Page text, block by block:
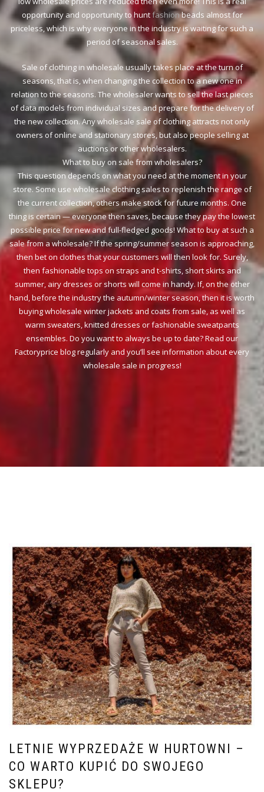
opportunity and opportunity to huntfashionbeads almost for
priceless, which is why everyone in the industry is waiting for such a
period of seasonal sales.
Sale of clothing in wholesale usually takes place at the turn of
seasons, that is, when changing the collection to a new one in
relation to the seasons. The wholesaler wants to sell the last pieces
of data models from individual sizes and prepare for the delivery of
the new collection. Any wholesale sale of clothing attracts not only
owners of online and stationary stores, but also people selling at
auctions or other wholesalers.
What to buy on sale from wholesalers?
This question depends on what you need at the moment in your
store. Some use wholesale clothing sales to replenish the range of
the current collection, others make stock for future months. One
thing is certain — everyone then saves, because they pay the lowest
possible price for new and full-fledged goods! What to buy at such a
sale from a wholesale? If the spring/summer season is approaching,
then bet on clothes that your customers will then look for. Surely,
then fashionable tops on straps and t-shirts, short skirts and
summer, airy dresses or shorts will come in handy. If, on the other
hand, before the industry the autumn/winter season, then it is worth
buying wholesale winter jackets and coats from sale, as well as
warm sweaters, knitted dresses or fashionable sweatpants
ensembles. Do you want to always be up to date? Read our
Factoryprice blog regularly and you’ll see information about every
wholesale sale in progress!
LETNIE WYPRZEDAŻE W HURTOWNI –
CO WARTO KUPIĆ DO SWOJEGO
SKLEPU?